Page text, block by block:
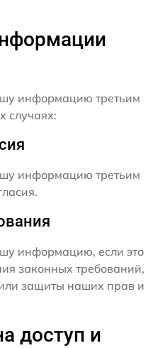
информацию третьим
случаях:
информацию третьим
информацию, если это
законных требований,
защиты наших прав и
доступ и